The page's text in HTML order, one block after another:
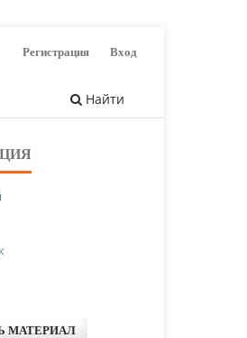
Найти
Регистрация Вход
МАТЕРИАЛ